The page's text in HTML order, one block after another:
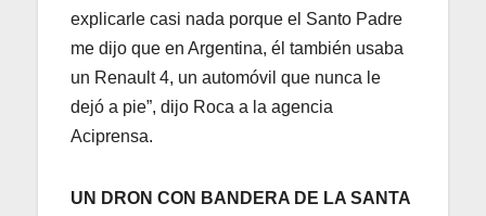
explicarle casi nada porque el Santo Padre
me dijo que en Argentina, él también usaba
un Renault 4, un automóvil que nunca le
dejó a pie”, dijo Roca a la agencia
Aciprensa.
UN DRON CON BANDERA DE LA SANTA